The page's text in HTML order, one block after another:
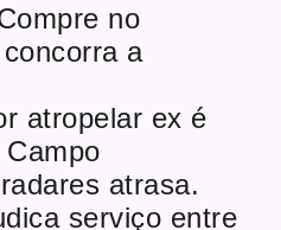
no
a
atropelar ex é
atrasa.
serviço entre